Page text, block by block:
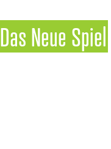
Das Neue Spiel